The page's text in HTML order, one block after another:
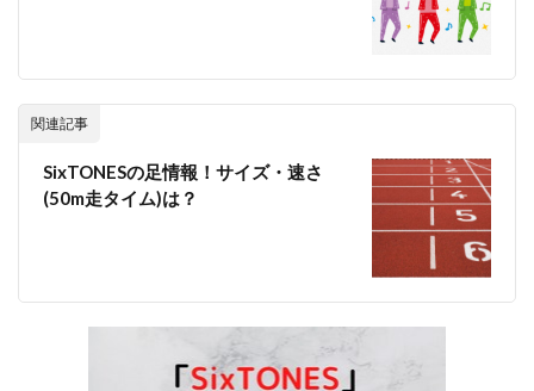
関連記事
SixTONESの足情報！サイズ・速さ
(50m走タイム)は？